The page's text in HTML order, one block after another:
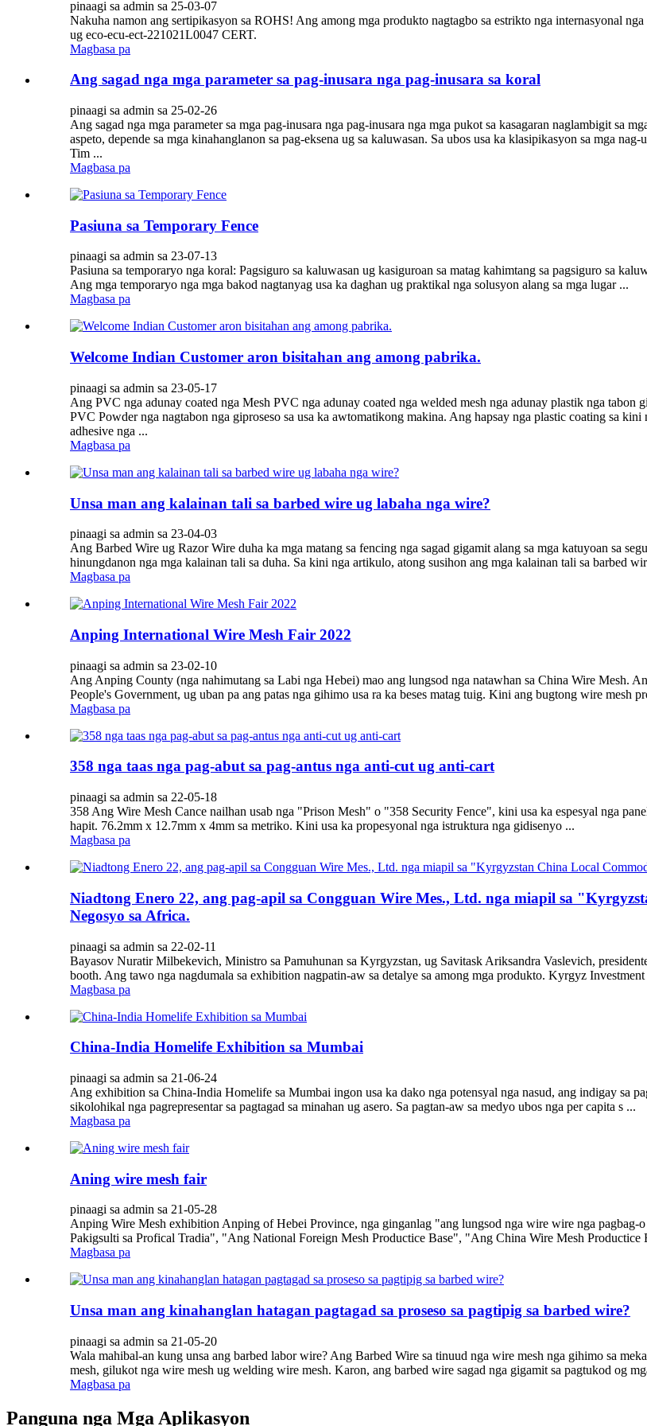
pinaagi sa admin sa 25-03-07
Nakuha namon ang sertipikasyon sa ROHS! Ang among mga produkto nagtagbo sa estrikto nga internasyonal
ug eco-ecu-ect-221021L0047 CERT.
Magbasa pa
Ang sagad nga mga parameter sa pag-inusara nga pag-inusara sa koral
pinaagi sa admin sa 25-02-26
Ang sagad nga mga parameter sa mga pag-inusara nga pag-inusara nga mga pukot sa kasagaran naglambigit sa
aspeto, depende sa mga kinahanglanon sa pag-eksena ug sa kaluwasan. Sa ubos usa ka klasipikasyon sa mga
Tim ...
Magbasa pa
Pasiuna sa Temporary Fence
pinaagi sa admin sa 23-07-13
Pasiuna sa temporaryo nga koral: Pagsiguro sa kaluwasan ug kasiguroan sa matag kahimtang sa pagsiguro sa
Ang mga temporaryo nga mga bakod nagtanyag usa ka daghan ug praktikal nga solusyon alang sa mga lugar ...
Magbasa pa
Welcome Indian Customer aron bisitahan ang among pabrika.
pinaagi sa admin sa 23-05-17
Ang PVC nga adunay coated nga Mesh PVC nga adunay coated nga welded mesh nga adunay plastik nga
PVC Powder nga nagtabon nga giproseso sa usa ka awtomatikong makina. Ang hapsay nga plastic coating sa
adhesive nga ...
Magbasa pa
Unsa man ang kalainan tali sa barbed wire ug labaha nga wire?
pinaagi sa admin sa 23-04-03
Ang Barbed Wire ug Razor Wire duha ka mga matang sa fencing nga sagad gigamit alang sa mga katuyoan sa
hinungdanon nga mga kalainan tali sa duha. Sa kini nga artikulo, atong susihon ang mga kalainan tali sa barbed
Magbasa pa
Anping International Wire Mesh Fair 2022
pinaagi sa admin sa 23-02-10
Ang Anping County (nga nahimutang sa Labi nga Hebei) mao ang lungsod nga natawhan sa China Wire Mesh.
People's Government, ug uban pa ang patas nga gihimo usa ra ka beses matag tuig. Kini ang bugtong wire mesh
Magbasa pa
358 nga taas nga pag-abut sa pag-antus nga anti-cut ug anti-cart
pinaagi sa admin sa 22-05-18
358 Ang Wire Mesh Cance nailhan usab nga "Prison Mesh" o "358 Security Fence", kini usa ka espesyal nga
hapit. 76.2mm x 12.7mm x 4mm sa metriko. Kini usa ka propesyonal nga istruktura nga gidisenyo ...
Magbasa pa
Niadtong Enero 22, ang pag-apil sa Congguan Wire Mes., Ltd. nga miapil sa
Negosyo sa Africa.
pinaagi sa admin sa 22-02-11
Bayasov Nuratir Milbekevich, Ministro sa Pamuhunan sa Kyrgyzstan, ug Savitask Ariksandra Vaslevich,
booth. Ang tawo nga nagdumala sa exhibition nagpatin-aw sa detalye sa among mga produkto. Kyrgyz
Magbasa pa
China-India Homelife Exhibition sa Mumbai
pinaagi sa admin sa 21-06-24
Ang exhibition sa China-India Homelife sa Mumbai ingon usa ka dako nga potensyal nga nasud, ang indigay sa
sikolohikal nga pagrepresentar sa pagtagad sa minahan ug asero. Sa pagtan-aw sa medyo ubos nga per capita s ...
Magbasa pa
Aning wire mesh fair
pinaagi sa admin sa 21-05-28
Anping Wire Mesh exhibition Anping of Hebei Province, nga ginganlag "ang lungsod nga wire wire nga
Pakigsulti sa Profical Tradia", "Ang National Foreign Mesh Productice Base", "Ang China Wire Mesh Productice
Magbasa pa
Unsa man ang kinahanglan hatagan pagtagad sa proseso sa pagtipig sa barbed wire?
pinaagi sa admin sa 21-05-20
Wala mahibal-an kung unsa ang barbed labor wire? Ang Barbed Wire sa tinuud nga wire mesh nga gihimo sa
mesh, gilukot nga wire mesh ug welding wire mesh. Karon, ang barbed wire sagad nga gigamit sa pagtukod og
Magbasa pa
Panguna nga Mga Aplikasyon